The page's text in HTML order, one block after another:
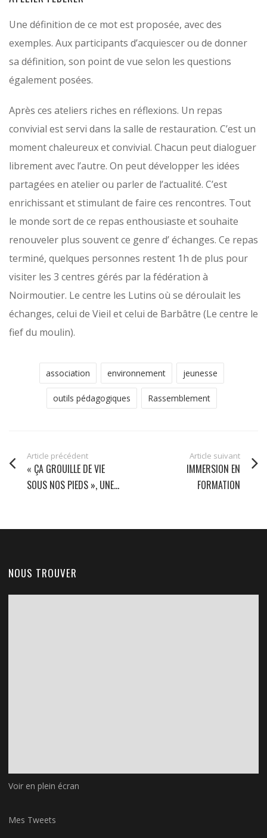
Une définition de ce mot est proposée, avec des
exemples. Aux participants d’acquiescer ou de donner
sa définition, son point de vue selon les questions
également posées.
Après ces ateliers riches en réflexions. Un repas
convivial est servi dans la salle de restauration. C’est un
moment chaleureux et convivial. Chacun peut dialoguer
librement avec l’autre. On peut développer les idées
partagées en atelier ou parler de l’actualité. C’est
enrichissant et stimulant de faire ces rencontres. Tout
le monde sort de ce repas enthousiaste et souhaite
renouveler plus souvent ce genre d’ échanges. Ce repas
terminé, quelques personnes restent 1h de plus pour
visiter les 3 centres gérés par la fédération à
Noirmoutier. Le centre les Lutins où se déroulait les
échanges, celui de Vieil et celui de Barbâtre (Le centre le
fief du moulin).
association environnement jeunesse
outils pédagogiques Rassemblement
Article précédent
« ÇA GROUILLE DE VIE
SOUS NOS PIEDS », UNE...
Article suivant
IMMERSION EN
FORMATION
NOUS TROUVER
Voir en plein écran
Mes Tweets